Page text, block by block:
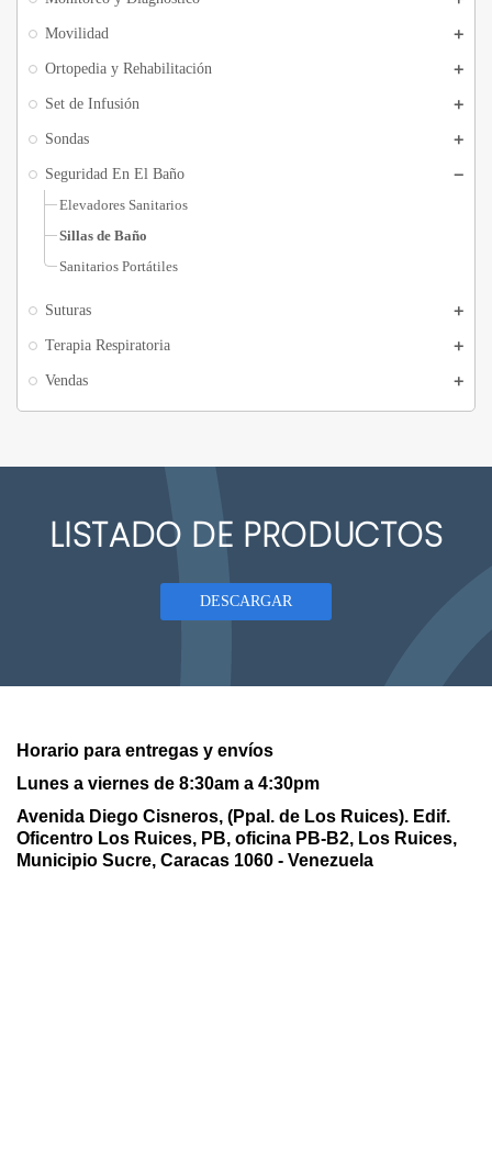
Movilidad
Ortopedia y Rehabilitación
Set de Infusión
Sondas
Seguridad En El Baño
Elevadores Sanitarios
Sillas de Baño
Sanitarios Portátiles
Suturas
Terapia Respiratoria
Vendas
LISTADO DE PRODUCTOS
DESCARGAR
Horario para entregas y envíos
Lunes a viernes de 8:30am a 4:30pm
Avenida Diego Cisneros, (Ppal. de Los Ruices). Edif.
Oficentro Los Ruices, PB, oficina PB-B2, Los Ruices,
Municipio Sucre, Caracas 1060 - Venezuela